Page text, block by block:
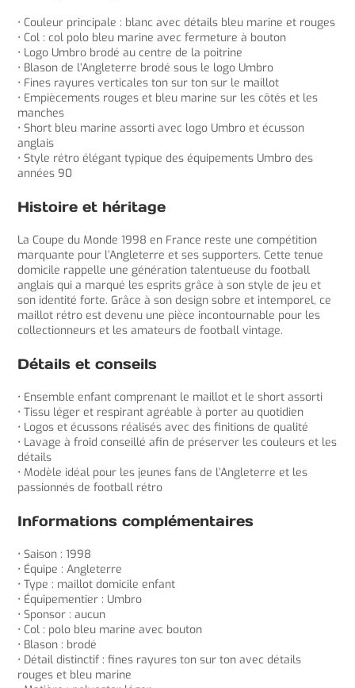
• Couleur principale : blanc avec détails bleu marine et rouges
• Col : col polo bleu marine avec fermeture à bouton
• Logo Umbro brodé au centre de la poitrine
• Blason de l’Angleterre brodé sous le logo Umbro
• Fines rayures verticales ton sur ton sur le maillot
• Empiècements rouges et bleu marine sur les côtés et les
manches
• Short bleu marine assorti avec logo Umbro et écusson
anglais
• Style rétro élégant typique des équipements Umbro des
années 90
Histoire et héritage
La Coupe du Monde 1998 en France reste une compétition
marquante pour l’Angleterre et ses supporters. Cette tenue
domicile rappelle une génération talentueuse du football
anglais qui a marqué les esprits grâce à son style de jeu et
son identité forte. Grâce à son design sobre et intemporel, ce
maillot rétro est devenu une pièce incontournable pour les
collectionneurs et les amateurs de football vintage.
Détails et conseils
• Ensemble enfant comprenant le maillot et le short assorti
• Tissu léger et respirant agréable à porter au quotidien
• Logos et écussons réalisés avec des finitions de qualité
• Lavage à froid conseillé afin de préserver les couleurs et les
détails
• Modèle idéal pour les jeunes fans de l’Angleterre et les
passionnés de football rétro
Informations complémentaires
• Saison : 1998
• Équipe : Angleterre
• Type : maillot domicile enfant
• Équipementier : Umbro
• Sponsor : aucun
• Col : polo bleu marine avec bouton
• Blason : brodé
• Détail distinctif : fines rayures ton sur ton avec détails
rouges et bleu marine